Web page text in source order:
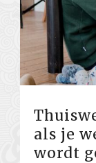
als je
wordt